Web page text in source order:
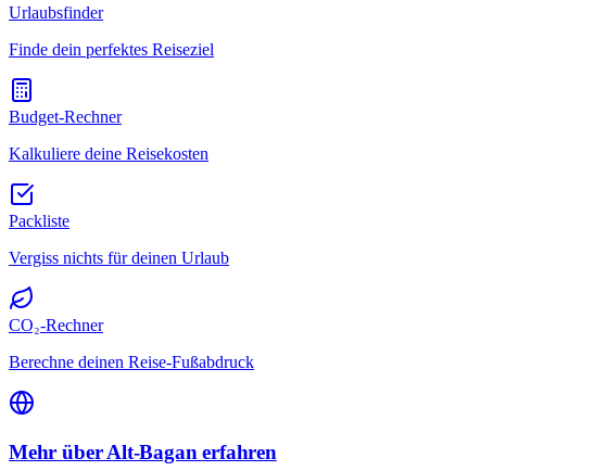
Urlaubsfinder
Finde dein perfektes Reiseziel
Budget-Rechner
Kalkuliere deine Reisekosten
Packliste
Vergiss nichts für deinen Urlaub
CO₂-Rechner
Berechne deinen Reise-Fußabdruck
Mehr über Alt-Bagan erfahren